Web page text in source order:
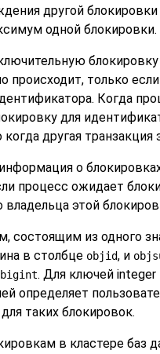
другой
одной блокировки.
только
Когда
для
другая
о
процесс ожидает
этой
состоящим из одного
в столбце objid, и
. Для ключей integer
определяет
таких блокировок.
в кластере баз